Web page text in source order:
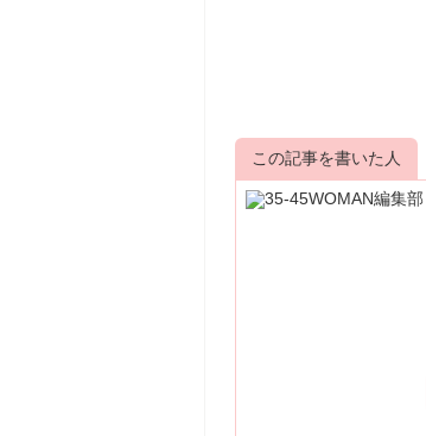
この記事を書いた人